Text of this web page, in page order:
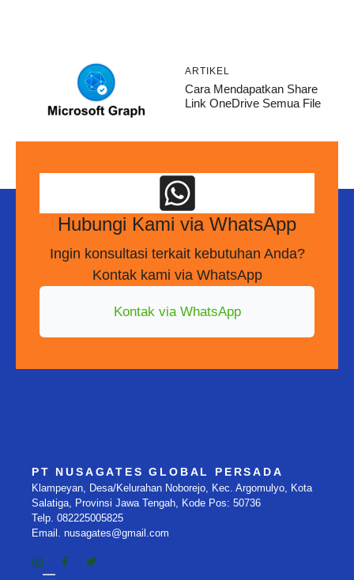
ARTIKEL
Cara Mendapatkan Share
Link OneDrive Semua File
Hubungi Kami via WhatsApp
Ingin konsultasi terkait kebutuhan Anda?
Kontak kami via WhatsApp
Kontak via WhatsApp
PT NUSAGATES GLOBAL PERSADA
Klampeyan, Desa/Kelurahan Noborejo, Kec. Argomulyo, Kota
Salatiga, Provinsi Jawa Tengah, Kode Pos: 50736
Telp. 082225005825
Email. nusagates@gmail.com